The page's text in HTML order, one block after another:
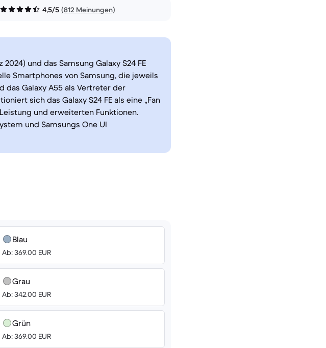
4,5/5 (812 Meinungen)
und das Samsung Galaxy S24 FE
Smartphones von Samsung, die jeweils
das Galaxy A55 als Vertreter der
sich das Galaxy S24 FE als eine „Fan
und erweiterten Funktionen.
und Samsungs One UI
Blau
Ab: 369.00 EUR
Grau
Ab: 342.00 EUR
Grün
Ab: 369.00 EUR